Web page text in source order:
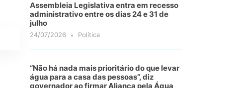
Assembleia Legislativa entra em recesso
administrativo entre os dias 24 e 31 de
julho
24/07/2026 Política
“Não há nada mais prioritário do que levar
água para a casa das pessoas”, diz
governador ao firmar Aliança pela Água